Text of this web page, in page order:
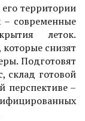
территории
– современные
леток.
снизят
Подготовят
склад готовой
перспективе –